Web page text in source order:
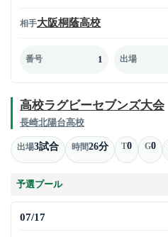
相手大阪桐蔭高校
番号 1 出場
高校ラグビーセブンズ大会
長崎北陽台高校
出場3試合 時間26分 T0 G0
予選プール
07/17